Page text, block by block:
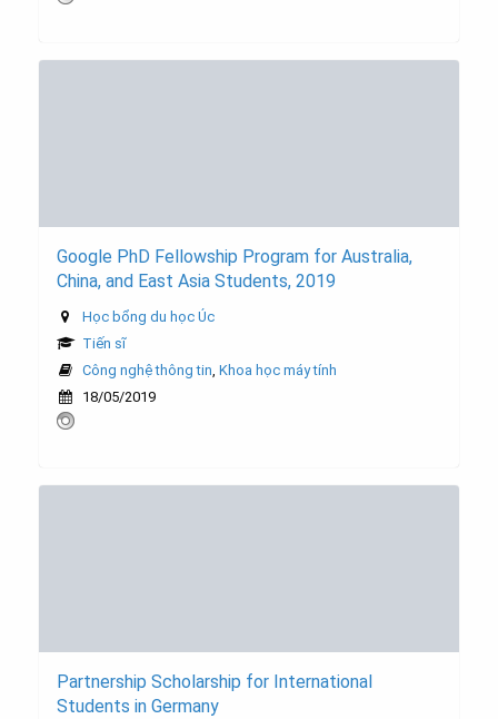
Google PhD Fellowship Program for Australia,
China, and East Asia Students, 2019
Học bổng du học Úc
Tiến sĩ
Công nghệ thông tin Khoa học máy tính
18/05/2019
Partnership Scholarship for International
Students in Germany